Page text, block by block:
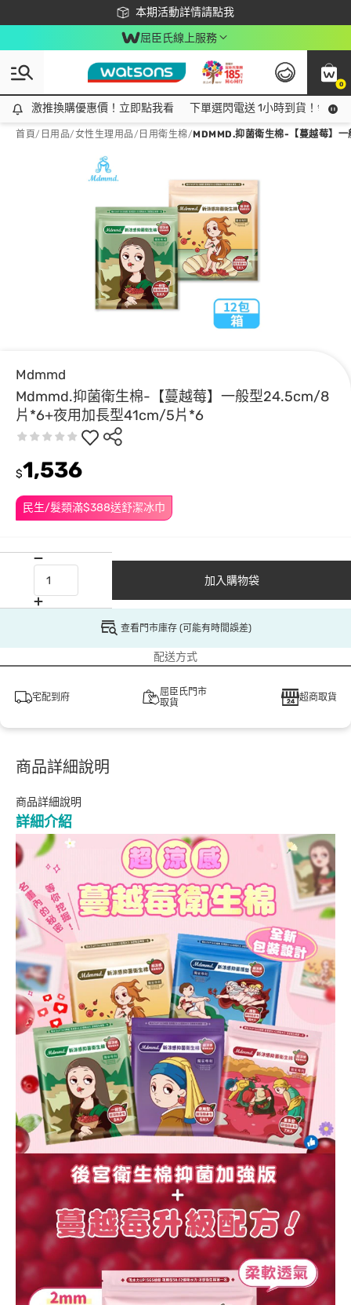
本期活動詳情請點我
下載app最高回饋$350
屈臣氏線上服務
0
激推換購優惠價！立即點我看
激推換購優惠價！立即點我看 下單選閃電送 1小時到貨！領神
首頁/ 日用品/女性生理用品/ 日用衛生棉/MDMMD.抑菌衛生棉-【蔓越莓】
Mdmmd
Mdmmd.抑菌衛生棉-【蔓越莓】一般型24.5cm/8
片*6+夜用加長型41cm/5片*6
民生/髮類滿$388送舒潔冰巾
$1,536
加入購物袋
查看門市庫存 (可能有時間誤差)
配送方式
宅配到府
屈臣氏門市
取貨
超商取貨
商品詳細說明
商品詳細說明
詳細介紹